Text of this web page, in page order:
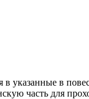
в
часть для